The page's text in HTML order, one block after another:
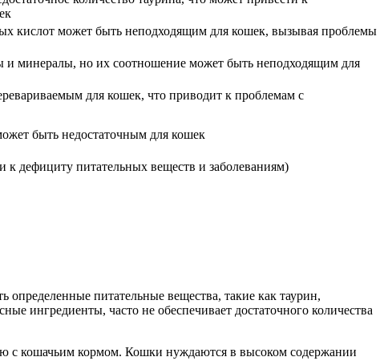
кислот может быть неподходящим для кошек, вызывая проблемы
минералы, но их соотношение может быть неподходящим для
для кошек, что приводит к проблемам с
быть недостаточным для кошек
к дефициту питательных веществ и заболеваниям)
питательные вещества, такие как таурин,
ингредиенты, часто не обеспечивает достаточного количества
с кошачьим кормом. Кошки нуждаются в высоком содержании